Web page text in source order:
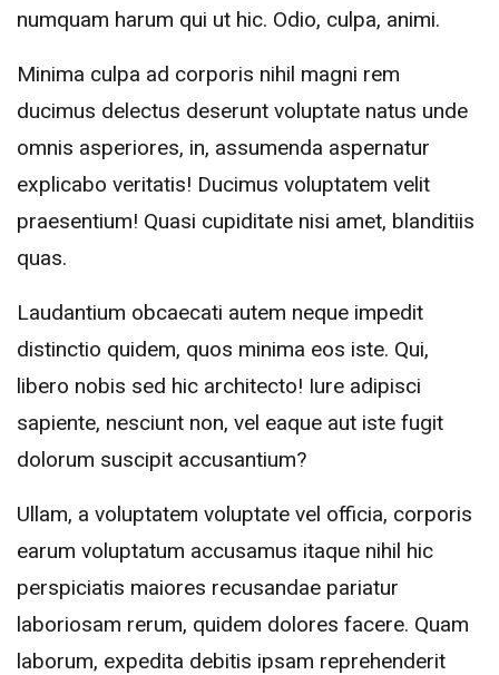
numquam harum qui ut hic. Odio, culpa, animi.
Minima culpa ad corporis nihil magni rem
ducimus delectus deserunt voluptate natus unde
omnis asperiores, in, assumenda aspernatur
explicabo veritatis! Ducimus voluptatem velit
praesentium! Quasi cupiditate nisi amet, blanditiis
quas.
Laudantium obcaecati autem neque impedit
distinctio quidem, quos minima eos iste. Qui,
libero nobis sed hic architecto! Iure adipisci
sapiente, nesciunt non, vel eaque aut iste fugit
dolorum suscipit accusantium?
Ullam, a voluptatem voluptate vel officia, corporis
earum voluptatum accusamus itaque nihil hic
perspiciatis maiores recusandae pariatur
laboriosam rerum, quidem dolores facere. Quam
laborum, expedita debitis ipsam reprehenderit